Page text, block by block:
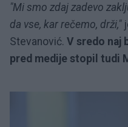
"Mi smo zdaj zadevo
da vse, kar rečemo, drži,"
Stevanović. V sredo naj
pred medije stopil tudi